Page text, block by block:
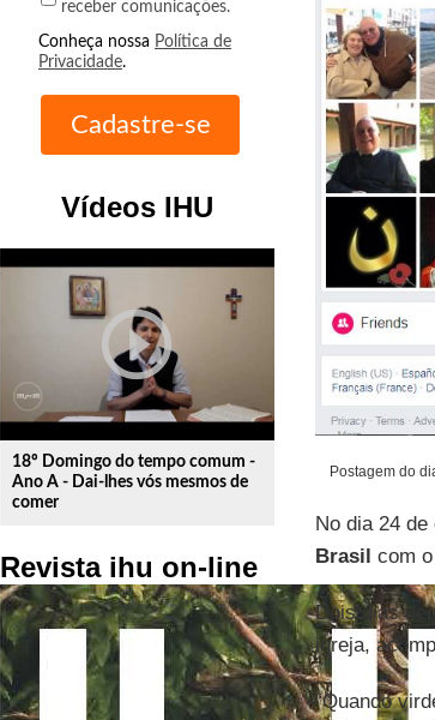
receber comunicações.
Conheça nossa Política de
Privacidade.
Vídeos IHU
play_circle_outline
18º Domingo do tempo comum -
Ano A - Dai-lhes vós mesmos de
comer
Revista ihu on-line
Postagem do
No dia 24 de
Brasil com
Dois dias
igreja,
“Quando